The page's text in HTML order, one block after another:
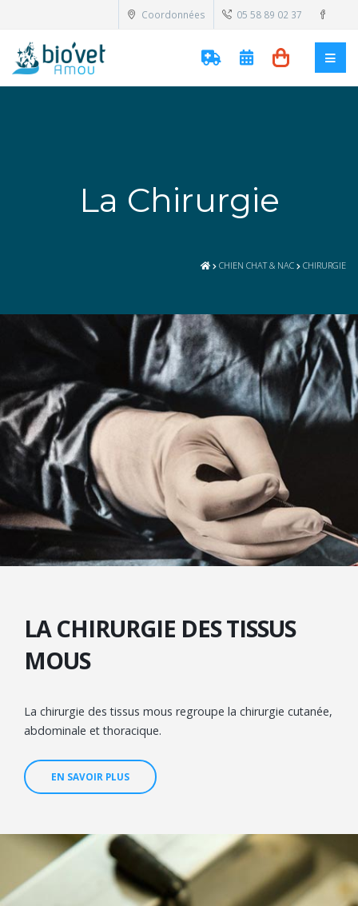
Coordonnées 05 58 89 02 37
La Chirurgie
CHIEN CHAT & NAC CHIRURGIE
LA CHIRURGIE DES TISSUS
MOUS
La chirurgie des tissus mous regroupe la chirurgie cutanée,
abdominale et thoracique.
EN SAVOIR PLUS